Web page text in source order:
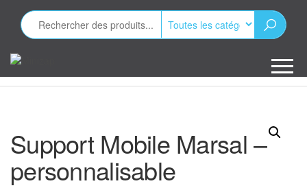
contenu
publicitaires
Support Mobile Marsal –
personnalisable